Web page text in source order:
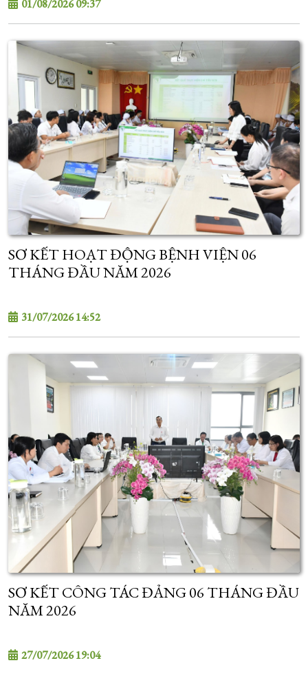
01/08/2026 09:37
SƠ KẾT HOẠT ĐỘNG BỆNH VIỆN 06
THÁNG ĐẦU NĂM 2026
31/07/2026 14:52
SƠ KẾT CÔNG TÁC ĐẢNG 06 THÁNG ĐẦU
NĂM 2026
27/07/2026 19:04